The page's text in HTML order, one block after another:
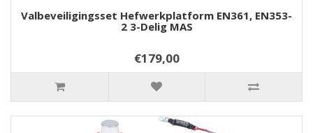
Valbeveiligingsset Hefwerkplatform EN361, EN353-
2 3-Delig MAS
€179,00